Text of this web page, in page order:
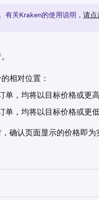
有关Kraken的使用说明， 请点
相对位置：
单，均将以目标价格或更高
单，均将以目标价格或更低
确认页面显示的价格即为